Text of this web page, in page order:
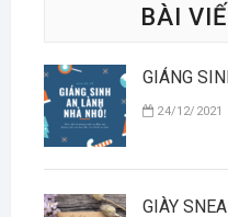
BÀI
GIÁNG
24/12/2021
GIÀY